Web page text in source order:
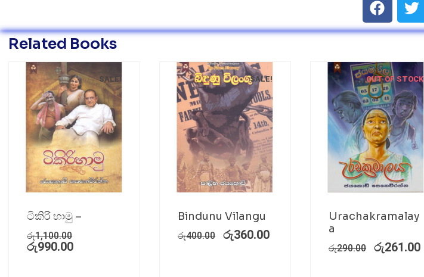
Related Books
SALE!
ටිකිරි හාමු –
රු1,100.00
රු990.00
SALE!
Bindunu Vilangu
රු400.00 රු360.00
OUT OF STOCK
Urachakramalay
a
රු290.00 රු261.00